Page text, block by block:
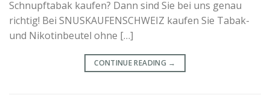
Schnupftabak kaufen? Dann sind Sie bei uns genau
richtig! Bei SNUSKAUFENSCHWEIZ kaufen Sie Tabak-
und Nikotinbeutel ohne […]
CONTINUE READING →